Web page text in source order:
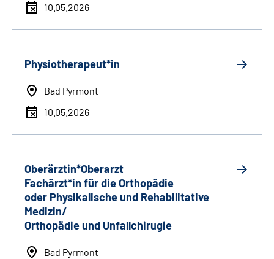
10.05.2026
Physiotherapeut*in
Bad Pyrmont
10.05.2026
Oberärztin*Oberarzt
Fachärzt*in für die Orthopädie
oder Physikalische und Rehabilitative
Medizin/
Orthopädie und Unfallchirugie
Bad Pyrmont